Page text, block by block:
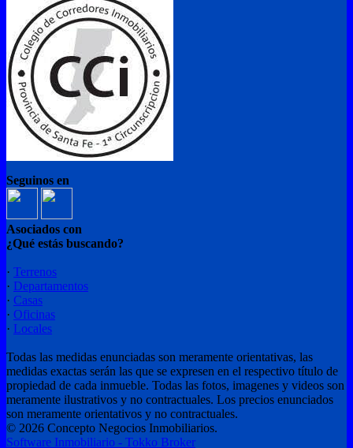
Seguinos en
Asociados con
¿Qué estás buscando?
· Terrenos
· Departamentos
· Casas
· Oficinas
· Locales
Todas las medidas enunciadas son meramente orientativas, las
medidas exactas serán las que se expresen en el respectivo título de
propiedad de cada inmueble. Todas las fotos, imagenes y videos son
meramente ilustrativos y no contractuales. Los precios enunciados
son meramente orientativos y no contractuales.
© 2026 Concepto Negocios Inmobiliarios.
Software Inmobiliario - Tokko Broker